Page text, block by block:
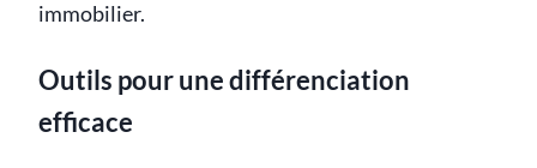
immobilier.
Outils pour une différenciation
efficace